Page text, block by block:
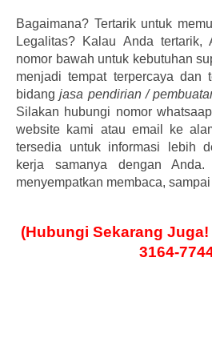
Bagaimana? Tertarik untuk
Legalitas? Kalau Anda
nomor bawah untuk kebutuhan
menjadi tempat terpercaya dan
bidangjasa pendirian /
Silakan hubungi nomor
website kami atau email ke
tersedia untuk informasi lebih
kerja samanya dengan
menyempatkan membaca,
(Hubungi Sekarang
3164-